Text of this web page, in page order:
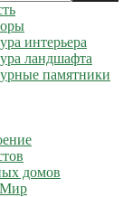
интерьера
ландшафта
памятники
домов